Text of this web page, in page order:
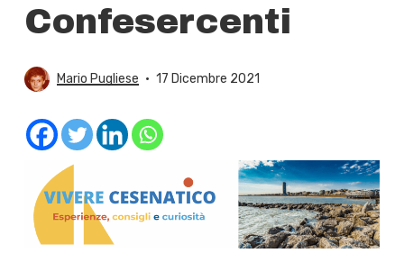
Confesercenti
Mario Pugliese 17 Dicembre 2021